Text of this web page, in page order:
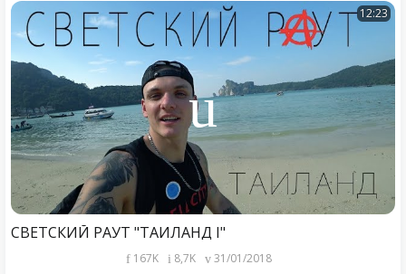
12:23
СВЕТСКИЙ РАУТ "ТАИЛАНД I"
167K 8,7K 31/01/2018